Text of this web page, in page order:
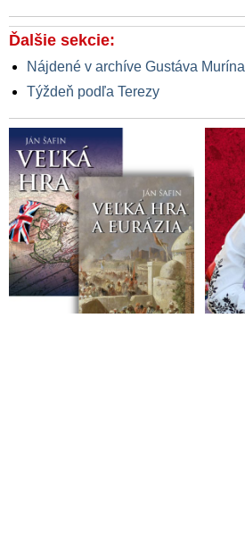
Ďalšie sekcie:
Nájdené v archíve Gustáva Murína
Týždeň podľa Terezy